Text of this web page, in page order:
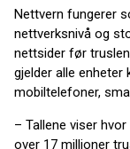
Nettvern fungerer
nettverksnivå og
nettsider før
gjelder alle
mobiltelefoner,
– Tallene viser
over 17 millioner